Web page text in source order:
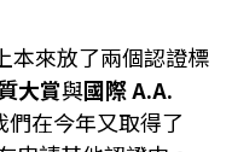
本來放了兩個認證標
大賞與國際 A.A.
們在今年又取得了